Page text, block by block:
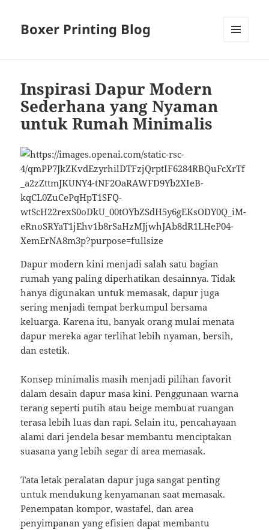
Boxer Printing Blog
Inspirasi Dapur Modern
Sederhana yang Nyaman
untuk Rumah Minimalis
Dapur modern kini menjadi salah satu bagian
rumah yang paling diperhatikan desainnya. Tidak
hanya digunakan untuk memasak, dapur juga
sering menjadi tempat berkumpul bersama
keluarga. Karena itu, banyak orang mulai menata
dapur mereka agar terlihat lebih nyaman, bersih,
dan estetik.
Konsep minimalis masih menjadi pilihan favorit
dalam desain dapur masa kini. Penggunaan warna
terang seperti putih atau beige membuat ruangan
terasa lebih luas dan rapi. Selain itu, pencahayaan
alami dari jendela besar membantu menciptakan
suasana yang lebih segar di area memasak.
Tata letak peralatan dapur juga sangat penting
untuk mendukung kenyamanan saat memasak.
Penempatan kompor, wastafel, dan area
penyimpanan yang efisien dapat membantu